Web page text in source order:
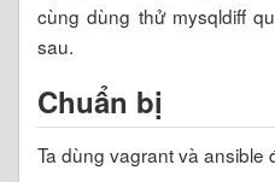
cùng dùng thử mysqldiff
sau.
Chuẩn bị
Ta dùng vagrant và ansible